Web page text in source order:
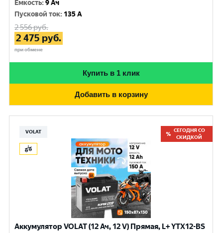
Емкость:9 Ач
Пусковой ток: 135 A
2 556руб.
2 475 руб.
при обмене
Купить в 1 клик
Добавить в корзину
VOLAT
СЕГОДНЯ СО
СКИДКОЙ
Аккумулятор VOLAT (12 Ач, 12 V) Прямая, L+ YTX12-BS